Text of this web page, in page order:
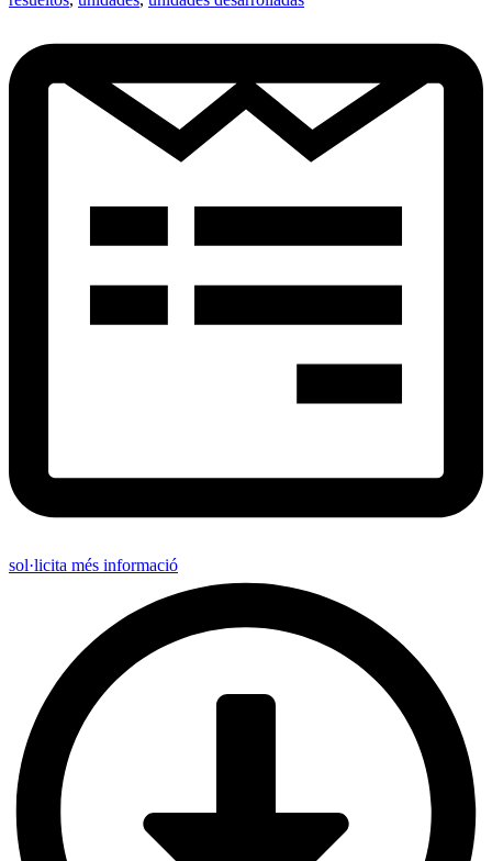
sol·licita més informació